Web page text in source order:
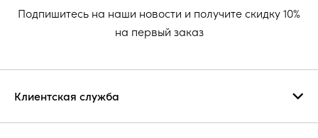
Подпишитесь на наши новости и получите скидку 10%
на первый заказ
Клиентская служба